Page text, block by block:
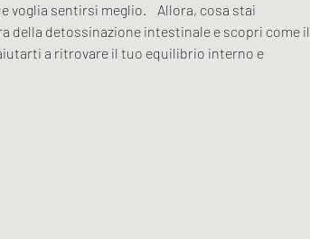
voglia sentirsi meglio.    Allora, cosa stai
della detossinazione intestinale e scopri come il
a ritrovare il tuo equilibrio interno e